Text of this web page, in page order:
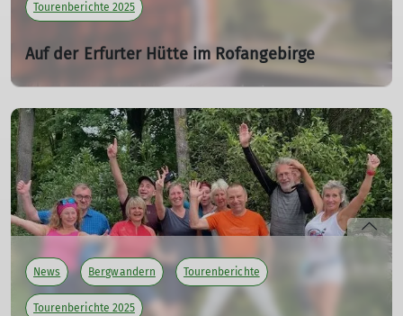
Tourenberichte 2025
Auf der Erfurter Hütte im Rofangebirge
05.10.2025
mehr erfahren
News Bergwandern Tourenberichte
Tourenberichte 2025